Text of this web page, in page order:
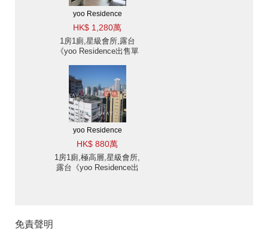
yoo Residence
HK$ 1,280萬
1房1廁,星級會所,露台
《yoo Residence出售單
yoo Residence
HK$ 880萬
1房1廁,極高層,星級會所,
露台《yoo Residence出
免責聲明